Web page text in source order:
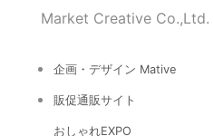
Market Creative Co.,Ltd.
企画・デザイン Mative
販促通販サイト
おしゃれEXPO